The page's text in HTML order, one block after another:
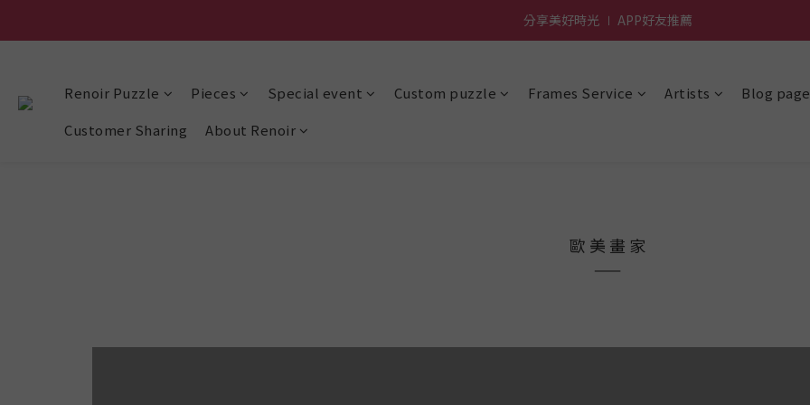
前進~怪獸一族系列活動!
前進~怪獸一族系列活動!
Renoir Puzzle Pieces Special event Custom puzzle Frames Service Artists
Blog page
Customer Sharing
About Renoir
歐 美 畫 家
——